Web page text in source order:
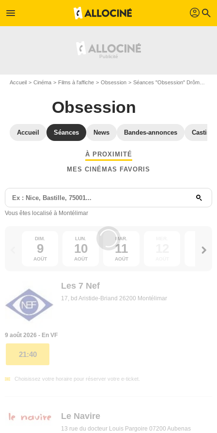
menu profil search
Accueil Cinéma Films à l'affiche Obsession Séances "Obsession" Drôme
Obsession
Accueil Séances News Bandes-annonces Casting
À PROXIMITÉ
MES CINÉMAS FAVORIS
Vous êtes localisé à Montélimar
DIM.
9
AOÛT
LUN.
10
AOÛT
MAR.
11
AOÛT
13
Les 7 Nef
17, bd Aristide-Briand 26200 Montélimar
9 août 2026 - En VF
21:40
Choisissez votre horaire pour réserver votre e-ticket.
Le Navire
13 rue du docteur Louis Pargoire 07200 Aubenas